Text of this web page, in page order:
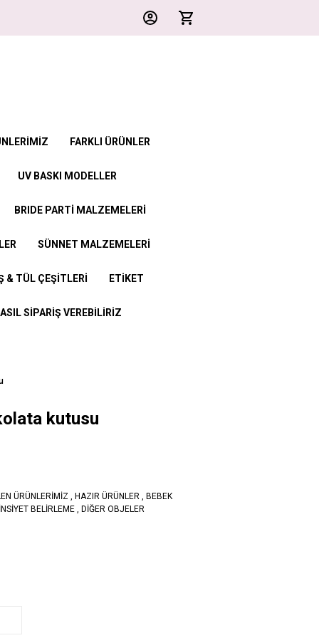
FARKLI ÜRÜNLER
UV BASKI MODELLER
BRIDE PARTİ MALZEMELERİ
SÜNNET MALZEMELERİ
& TÜL ÇEŞİTLERİ ETİKET
SİPARİŞ VEREBİLİRİZ
kutusu
ÜRÜNLERİMİZ , HAZIR ÜRÜNLER , BEBEK
BELİRLEME , DİĞER OBJELER